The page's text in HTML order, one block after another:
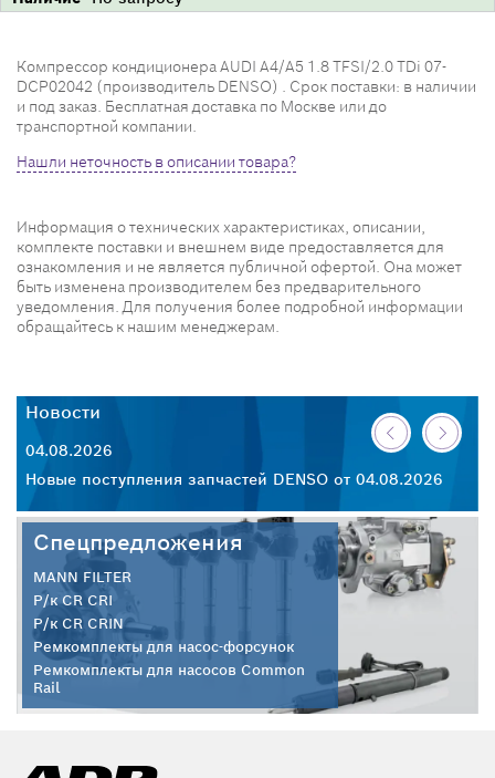
Компрессор кондиционера AUDI A4/A5 1.8 TFSI/2.0 TDi 07-
DCP02042 (производитель DENSO) . Срок поставки: в наличии
и под заказ. Бесплатная доставка по Москве или до
транспортной компании.
Нашли неточность в описании товара?
Информация о технических характеристиках, описании,
комплекте поставки и внешнем виде предоставляется для
ознакомления и не является публичной офертой. Она может
быть изменена производителем без предварительного
уведомления. Для получения более подробной информации
обращайтесь к нашим менеджерам.
Новости
04.08.2026
Новые поступления запчастей DENSO от 04.08.2026
Спецпредложения
MANN FILTER
Р/к CR CRI
Р/к CR CRIN
Ремкомплекты для насос-форсунок
Ремкомплекты для насосов Common
Rail